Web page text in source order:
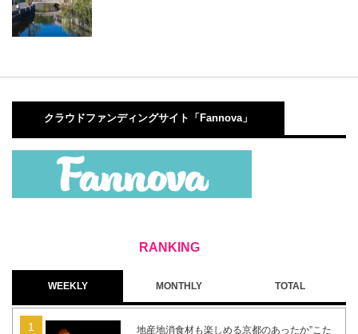
クラウドファンディングサイト「Fannova」
WEEKLY MONTHLY TOTAL
地産地消食材も楽しめる京都のあったか”こた